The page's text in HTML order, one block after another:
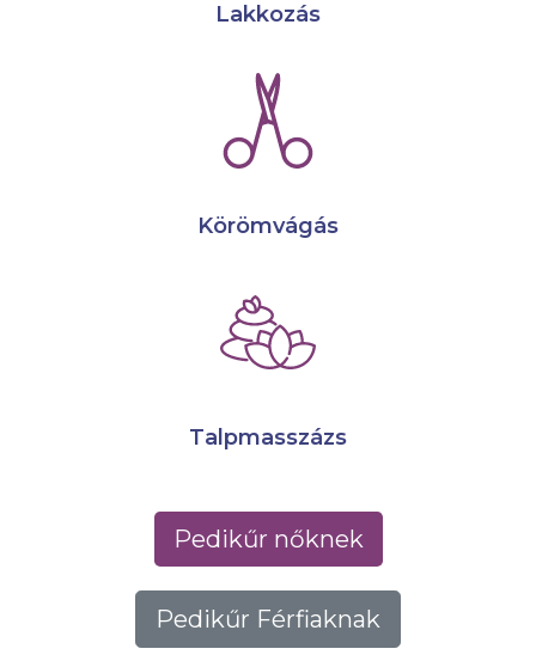
Lakkozás
Körömvágás
Talpmasszázs
Pedikűr nőknek
Pedikűr Férfiaknak